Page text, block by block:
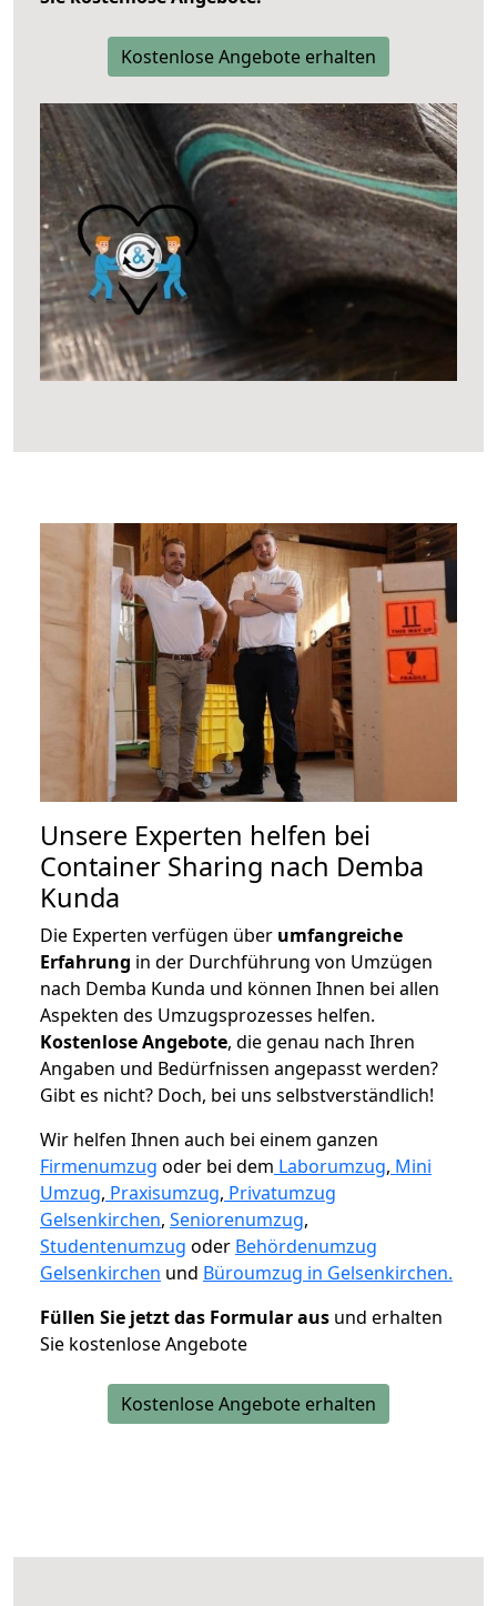
Kostenlose Angebote erhalten
Unsere Experten helfen bei
Container Sharing nach Demba
Kunda
Die Experten verfügen über umfangreiche
Erfahrung in der Durchführung von Umzügen
nach Demba Kunda und können Ihnen bei allen
Aspekten des Umzugsprozesses helfen.
Kostenlose Angebote, die genau nach Ihren
Angaben und Bedürfnissen angepasst werden?
Gibt es nicht? Doch, bei uns selbstverständlich!
Wir helfen Ihnen auch bei einem ganzen
Firmenumzug oder bei dem Laborumzug, Mini
Umzug, Praxisumzug, Privatumzug
Gelsenkirchen, Seniorenumzug,
Studentenumzug oder Behördenumzug
Gelsenkirchen und Büroumzug in Gelsenkirchen.
Füllen Sie jetzt das Formular aus und erhalten
Sie kostenlose Angebote
Kostenlose Angebote erhalten